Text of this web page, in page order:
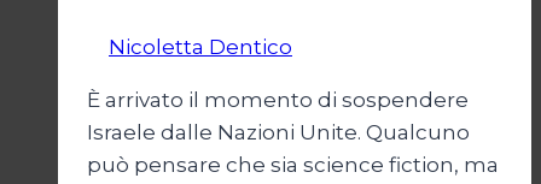
Nicoletta Dentico
È arrivato il momento di sospendere
Israele dalle Nazioni Unite. Qualcuno
può pensare che sia science fiction, ma